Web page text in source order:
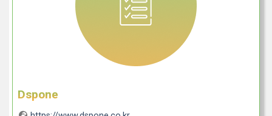
Dspone